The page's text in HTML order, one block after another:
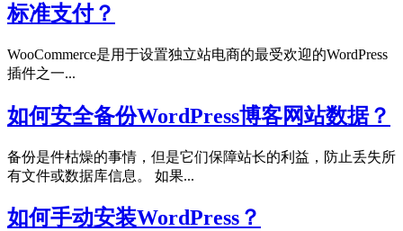
标准支付？
WooCommerce是用于设置独立站电商的最受欢迎的WordPress
插件之一...
如何安全备份WordPress博客网站数据？
备份是件枯燥的事情，但是它们保障站长的利益，防止丢失所
有文件或数据库信息。 如果...
如何手动安装WordPress？